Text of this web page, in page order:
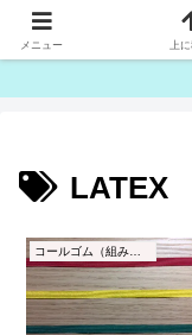
ゴム紐・平ゴ
LATEX
コールゴム（組みゴム）とは
メニュー 上